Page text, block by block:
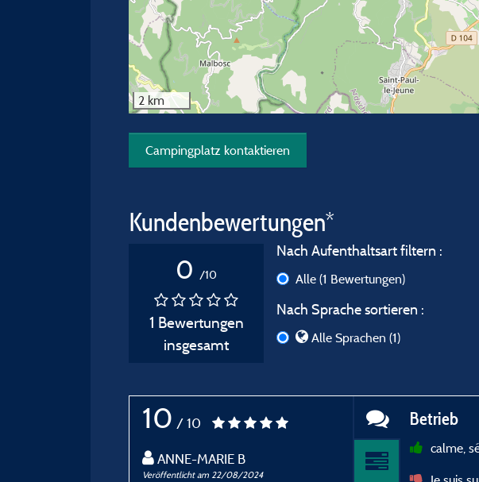
2 km
Campingplatz kontaktieren
Kundenbewertungen*
0 /10
1 Bewertungen
insgesamt
Nach Aufenthaltsart filtern :
Alle (1 Bewertungen)
Nach Sprache sortieren :
Alle Sprachen (1)
10 / 10
ANNE-MARIE B
Veröffentlicht am 22/08/2024
Betrieb
calme,